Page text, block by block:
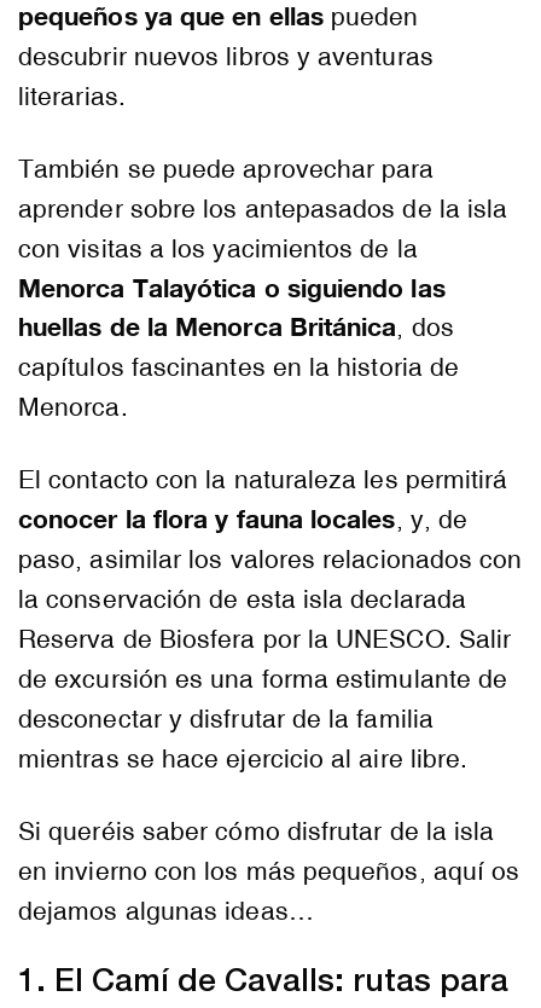
pequeños ya que en ellaspueden
descubrir nuevos libros y aventuras
literarias.
También se puede aprovechar para
aprender sobre los antepasados de la isla
con visitas a los yacimientos de la
Menorca Talayótica o siguiendo las
huellas de la Menorca Británica, dos
capítulos fascinantes en la historia de
Menorca.
El contacto con la naturaleza les permitirá
conocer la flora y fauna locales, y, de
paso, asimilar los valores relacionados con
la conservación de esta isla declarada
Reserva de Biosfera por la UNESCO. Salir
de excursión es una forma estimulante de
desconectar y disfrutar de la familia
mientras se hace ejercicio al aire libre.
Si queréis saber cómo disfrutar de la isla
en invierno con los más pequeños, aquí os
dejamos algunas ideas…
1. El Camí de Cavalls: rutas para